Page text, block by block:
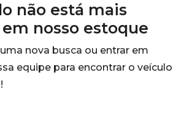
não está mais
nosso estoque
nova busca ou entrar em
equipe para encontrar o veículo